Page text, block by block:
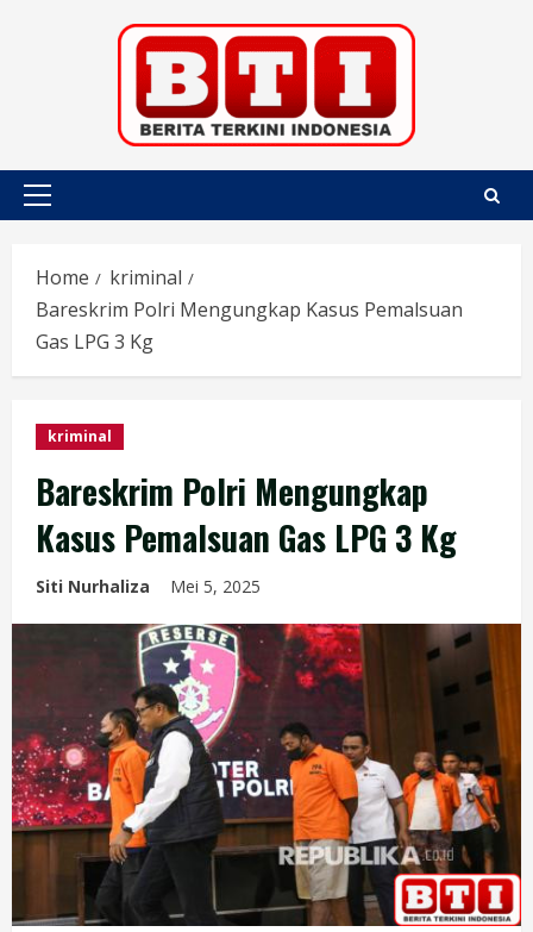
Primary
Home
kriminal
Bareskrim Polri Mengungkap Kasus Pemalsuan
Gas LPG 3 Kg
kriminal
Bareskrim Polri Mengungkap
Kasus Pemalsuan Gas LPG 3 Kg
Siti Nurhaliza Mei 5, 2025